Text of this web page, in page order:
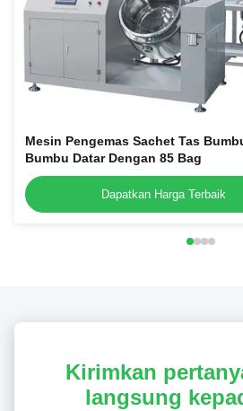
Mesin Pengemas Sachet Tas
Bumbu Datar Dengan 85 Bag
Dapatkan Harga Terbaik
Kirimkan
langsung